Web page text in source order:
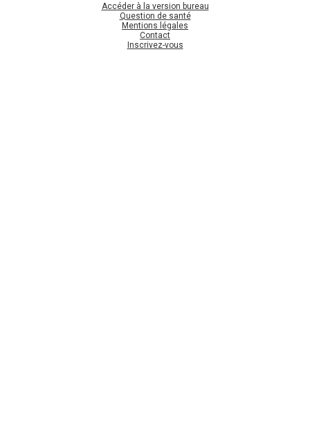
Accéder à la version bureau
Question de santé
Mentions légales
Contact
Inscrivez-vous